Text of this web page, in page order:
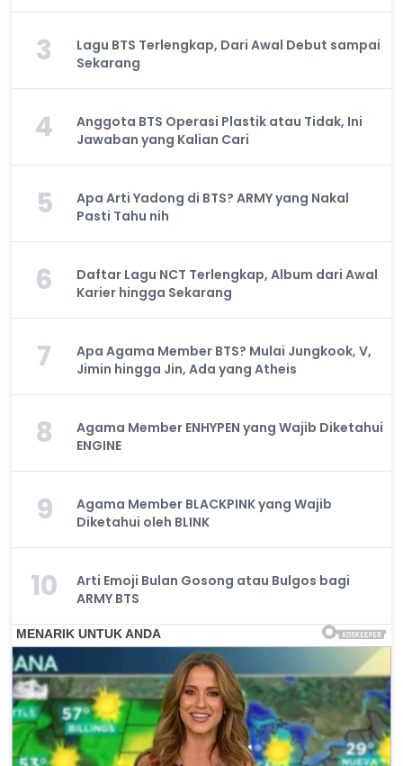
3
Lagu BTS Terlengkap, Dari Awal Debut sampai
Sekarang
4
Anggota BTS Operasi Plastik atau Tidak, Ini
Jawaban yang Kalian Cari
5
Apa Arti Yadong di BTS? ARMY yang Nakal
Pasti Tahu nih
6
Daftar Lagu NCT Terlengkap, Album dari Awal
Karier hingga Sekarang
7
Apa Agama Member BTS? Mulai Jungkook, V,
Jimin hingga Jin, Ada yang Atheis
8
Agama Member ENHYPEN yang Wajib Diketahui
ENGINE
9
Agama Member BLACKPINK yang Wajib
Diketahui oleh BLINK
10
Arti Emoji Bulan Gosong atau Bulgos bagi
ARMY BTS